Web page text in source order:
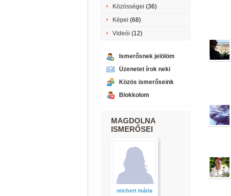
Közösségei (36)
Képei (68)
Videói (12)
Ismerősnek jelölöm
Üzenetet írok neki
Közös ismerőseink
Blokkolom
MAGDOLNA
ISMERŐSEI
reichert mária